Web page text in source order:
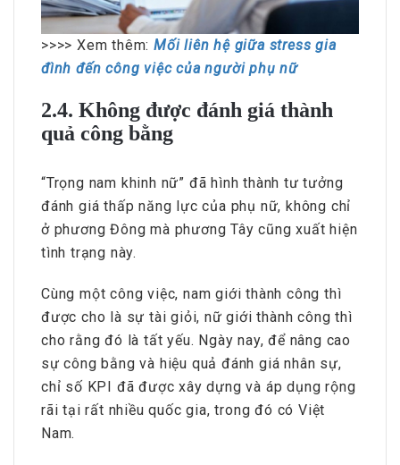
>>>> Xem thêm: Mối liên hệ giữa stress gia
đình đến công việc của người phụ nữ
2.4. Không được đánh giá thành
quả công bằng
“Trọng nam khinh nữ” đã hình thành tư tưởng
đánh giá thấp năng lực của phụ nữ, không chỉ
ở phương Đông mà phương Tây cũng xuất hiện
tình trạng này.
Cùng một công việc, nam giới thành công thì
được cho là sự tài giỏi, nữ giới thành công thì
cho rằng đó là tất yếu. Ngày nay, để nâng cao
sự công bằng và hiệu quả đánh giá nhân sự,
chỉ số KPI đã được xây dựng và áp dụng rộng
rãi tại rất nhiều quốc gia, trong đó có Việt
Nam.